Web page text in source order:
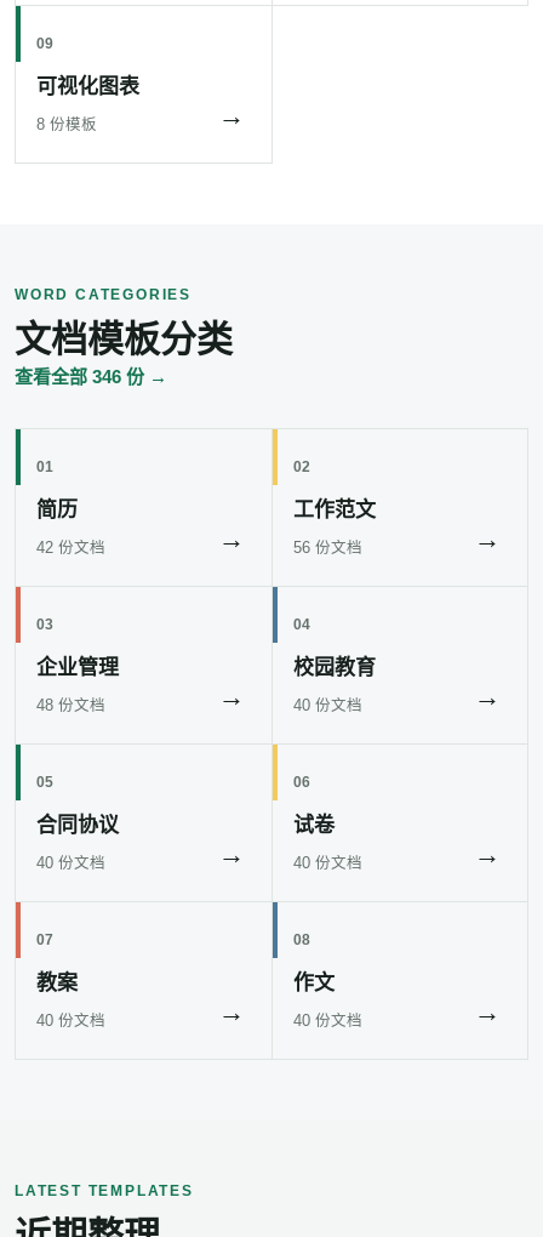
09
可视化图表
8 份模板 →
WORD CATEGORIES
文档模板分类
查看全部 346 份 →
01
简历
42 份文档 →
02
工作范文
56 份文档 →
03
企业管理
48 份文档 →
04
校园教育
40 份文档 →
05
合同协议
40 份文档 →
06
试卷
40 份文档 →
07
教案
40 份文档 →
08
作文
40 份文档 →
LATEST TEMPLATES